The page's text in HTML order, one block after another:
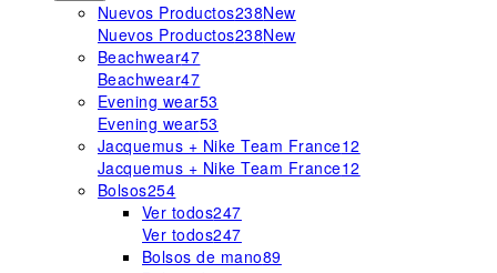
Nuevos Productos238New
Nuevos Productos238New
Beachwear47
Beachwear47
Evening wear53
Evening wear53
Jacquemus + Nike Team France12
Jacquemus + Nike Team France12
Bolsos254
Ver todos247
Ver todos247
Bolsos de mano89